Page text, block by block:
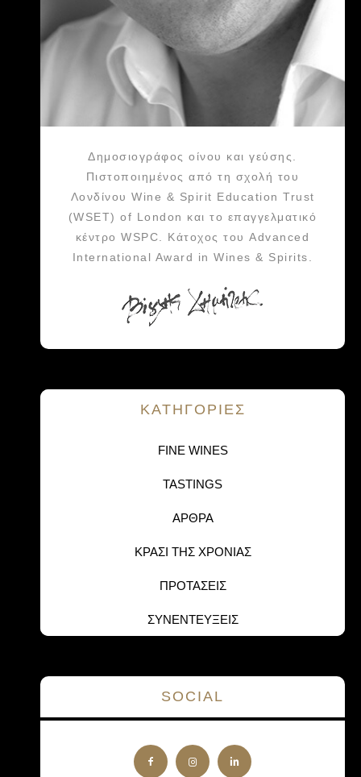
Δημοσιογράφος οίνου και γεύσης.
Πιστοποιημένος από τη σχολή του
Λονδίνου Wine & Spirit Education Trust
(WSET) of London και το επαγγελματικό
κέντρο WSPC. Κάτοχος του Advanced
International Award in Wines & Spirits.
KΑΤΗΓΟΡΙΕΣ
FINE WINES
TASTINGS
ΑΡΘΡΑ
ΚΡΑΣΙ ΤΗΣ ΧΡΟΝΙΑΣ
ΠΡΟΤΑΣΕΙΣ
ΣΥΝΕΝΤΕΥΞΕΙΣ
SOCIAL